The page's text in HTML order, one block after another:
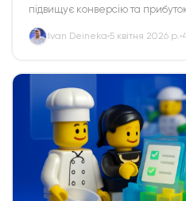
підвищує конверсію та
Ivan Deineka 5 квітня 2026 р.